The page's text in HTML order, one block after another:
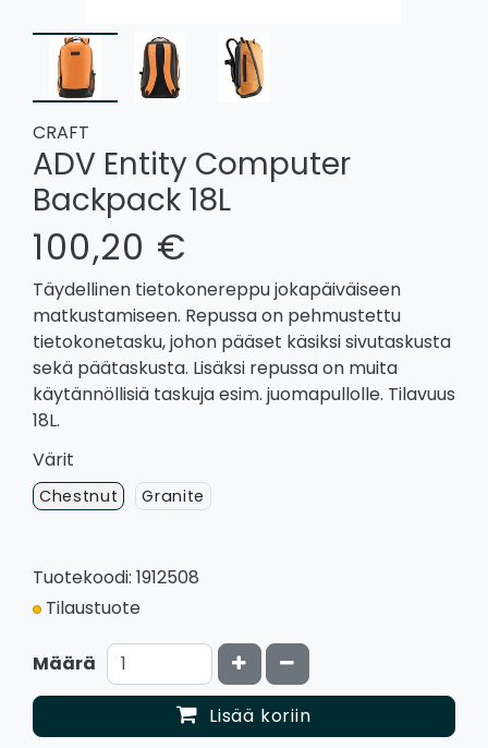
CRAFT
ADV Entity Computer
Backpack 18L
100,20 €
Täydellinen tietokonereppu jokapäiväiseen
matkustamiseen. Repussa on pehmustettu
tietokonetasku, johon pääset käsiksi sivutaskusta
sekä päätaskusta. Lisäksi repussa on muita
käytännöllisiä taskuja esim. juomapullolle. Tilavuus
18L.
Värit
Chestnut Granite
Tuotekoodi: 1912508
Tilaustuote
Määrä Kasvata määrää
Vähennä määrää
Lisää koriin